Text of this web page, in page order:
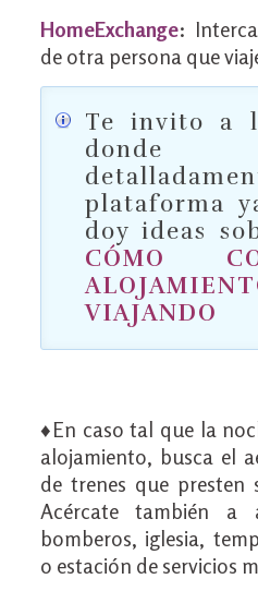
HomeExchange:
de otra persona que
Te invito a
donde
plataforma
doy ideas
CÓMO
VIAJANDO
♦En caso tal que la
alojamiento, busca el
de trenes que presten
Acércate también a
bomberos, iglesia,
o estación de servicios